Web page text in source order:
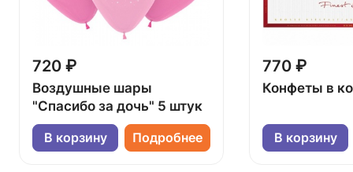
720 ₽
Воздушные шары
"Спасибо за дочь" 5 штук
В корзину Подробнее
770 ₽
Конфеты в
В корзину